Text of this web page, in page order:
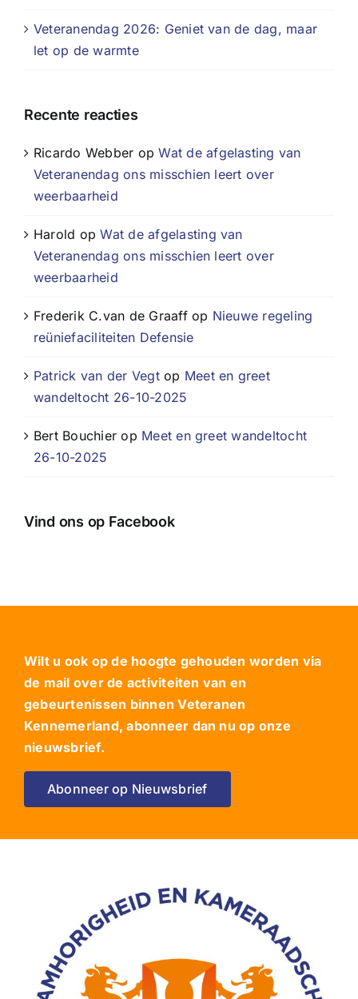
Veteranendag 2026: Geniet van de dag, maar
let op de warmte
Recente reacties
Ricardo Webber opWat de afgelasting van
Veteranendag ons misschien leert over
weerbaarheid
Harold opWat de afgelasting van
Veteranendag ons misschien leert over
weerbaarheid
Frederik C.van de Graaffop Nieuwe regeling
reüniefaciliteiten Defensie
Patrick van der Vegtop Meet en greet
wandeltocht 26-10-2025
Bert Bouchier op Meet en greet wandeltocht
26-10-2025
Vind ons op Facebook
Wilt u ook op de hoogte gehouden worden via
de mail over de activiteiten van en
gebeurtenissen binnen Veteranen
Kennemerland, abonneer dan nu op onze
nieuwsbrief.
Abonneer op Nieuwsbrief